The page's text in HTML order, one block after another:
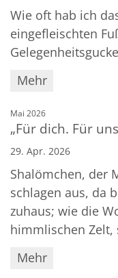
Wie oft hab ich
eingefleischten
Mehr
Mai 2026:
„Für dich. Für
29. Apr. 2026
Shalömchen, der
schlagen aus, da
zuhaus; wie die
himmlischen Zelt,
Mehr